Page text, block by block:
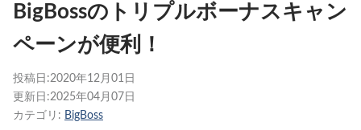
BigBossのトリプルボーナスキャン
ペーンが便利！
投稿日:2020年12月01日
更新日:2025年04月07日
カテゴリ: BigBoss